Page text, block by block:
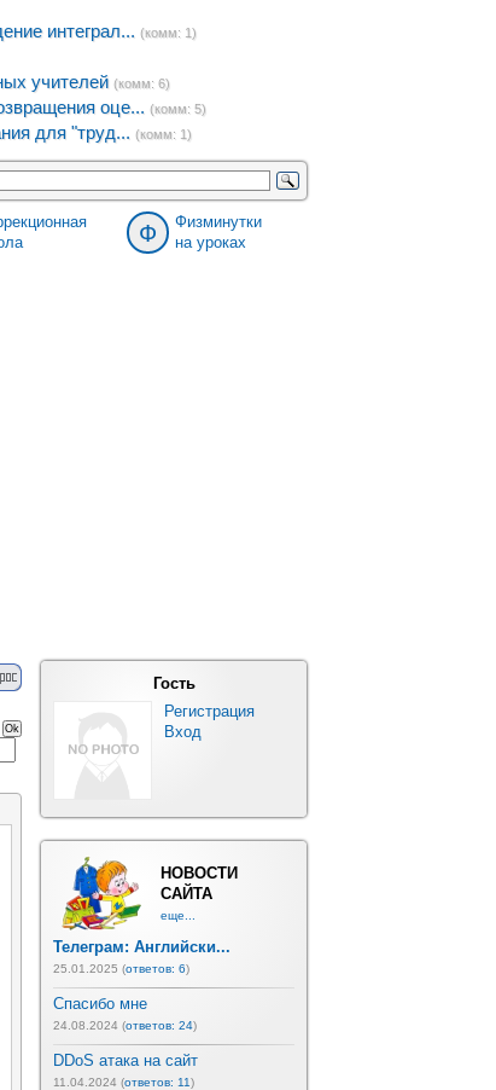
интеграл... (комм: 1)
учителей (комм: 6)
оце... (комм: 5)
для "труд... (комм: 1)
Ф
Физминутки
на уроках
Гость
Регистрация
Вход
НОВОСТИ
САЙТА
еще...
Телеграм: Английски...
25.01.2025 (ответов: 6)
Спасибо мне
24.08.2024 (ответов: 24)
DDoS атака на сайт
11.04.2024 (ответов: 11)